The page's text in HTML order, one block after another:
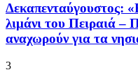
Δεκαπενταύγουστος:
λιμάνι του Πειραιά –
αναχωρούν για τα
3